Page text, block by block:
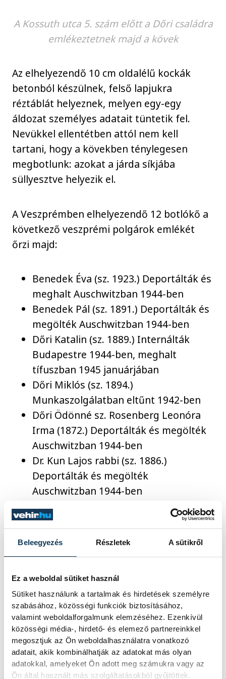
Beleegyezés Részletek A sütikről
Ez a weboldal sütiket használ
Sütiket használunk a tartalmak és hirdetések személyre
szabásához, közösségi funkciók biztosításához,
valamint weboldalforgalmunk elemzéséhez. Ezenkívül
közösségi média-, hirdető- és elemező partnereinkkel
megosztjuk az Ön weboldalhasználatra vonatkozó
adatait, akik kombinálhatják az adatokat más olyan
adatokkal, amelyeket Ön adott meg számukra vagy az
Ön által használt más szolgáltatásokból gyűjtöttek.
A Kossuth utca 5. szám előtt a Dőri családra
emlékeztetnek majd a kövek
Az elhelyezendő 10 cm oldalélű kockák
betonból készülnek, felső lapjukra
réztáblát helyeznek, melyen egy-egy
áldozat személyes adatait tüntetik fel.
Nevükkel ellentétben attól nem kell
tartani, hogy a kövekben ténylegesen
megbotlunk: azokat a járda síkjába
süllyesztve helyezik el.
A Veszprémben elhelyezendő 12 botlókő a
következő veszprémi polgárok emlékét
őrzi majd:
Benedek Éva (sz. 1923.) Deportálták és
meghalt Auschwitzban 1944-ben
Benedek Pál (sz. 1891.) Deportálták és
megölték Auschwitzban 1944-ben
Dőri Katalin (sz. 1889.) Internálták
Budapestre 1944-ben, meghalt
tífuszban 1945 januárjában
Dőri Miklós (sz. 1894.)
Munkaszolgálatban eltűnt 1942-ben
Dőri Ödönné sz. Rosenberg Leonóra
Irma (1872.) Deportálták és megölték
Auschwitzban 1944-ben
Dr. Kun Lajos rabbi (sz. 1886.)
Deportálták és megölték
Auschwitzban 1944-ben
Dr. Kun Lajosné sz. Pap Frida (sz. 1893.)
Deportálták és megölték
Auschwitzban 1944-ben
Lantos Dezsőné sz. Kopstein Ilona
(1895.) Deportálták és megölték
Auschwitzban 1944-ben
Lantos Anna (sz. 1924.) Deportálták és
megölték Auschwitzban 1944-ben
Pillitz Ármin (sz. 1866.) Deportálták
1944-ben, útban Auschwitz felé a